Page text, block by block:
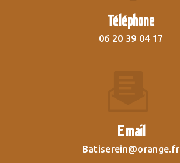
Téléphone
06 20 39 04 17
Email
batiserein@orange.fr